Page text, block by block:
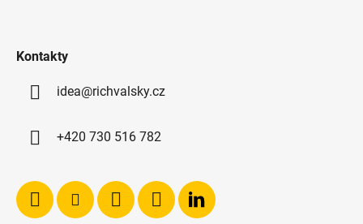
Kontakty
idea@richvalsky.cz
+420 730 516 782